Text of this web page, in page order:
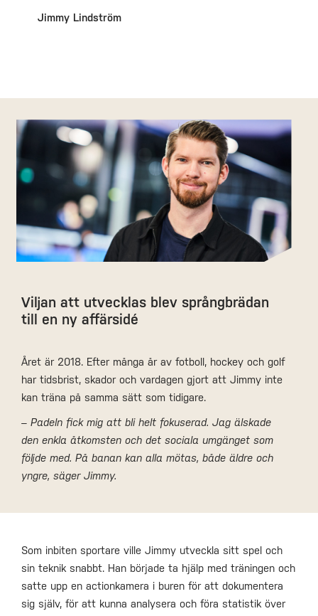
Jimmy Lindström
Viljan att utvecklas blev språngbrädan
till en ny affärsidé
Året är 2018. Efter många år av fotboll, hockey och golf
har tidsbrist, skador och vardagen gjort att Jimmy inte
kan träna på samma sätt som tidigare.
– Padeln fick mig att bli helt fokuserad. Jag älskade
den enkla åtkomsten och det sociala umgänget som
följde med. På banan kan alla mötas, både äldre och
yngre, säger Jimmy.
Som inbiten sportare ville Jimmy utveckla sitt spel och
sin teknik snabbt. Han började ta hjälp med träningen och
satte upp en actionkamera i buren för att dokumentera
sig själv, för att kunna analysera och föra statistik över